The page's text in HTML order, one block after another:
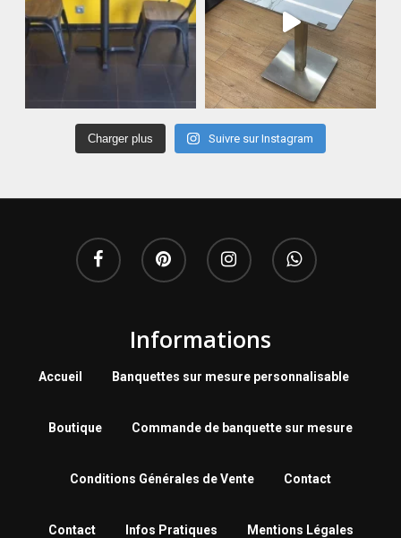
Charger plus Suivre sur Instagram
Informations
Accueil Banquettes sur mesure personnalisable
Boutique Commande de banquette sur mesure
Conditions Générales de Vente Contact
Contact Infos Pratiques Mentions Légales